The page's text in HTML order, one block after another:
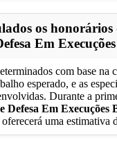
os honorários
Em
com base na
esperado, e as
Durante a
Defesa Em Execuções
uma estimativa